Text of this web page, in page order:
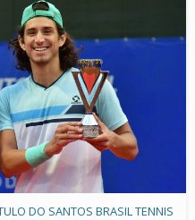
DO SANTOS BRASIL TENNIS